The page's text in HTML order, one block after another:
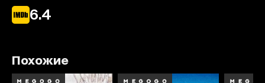
6.4
Похожие